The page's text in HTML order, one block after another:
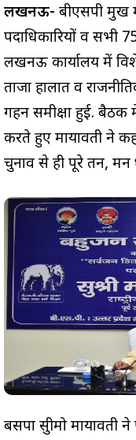
लखनऊ- बीएसपी
पदाधिकारियों व सभी
लखनऊ कार्यालय में
ताजा हालात व
गहन समीक्षा हुई. बैठक
करते हुए मायावती ने
चुनाव से ही पूरे तन, मन
बसपा सुप्रीमो मायावती